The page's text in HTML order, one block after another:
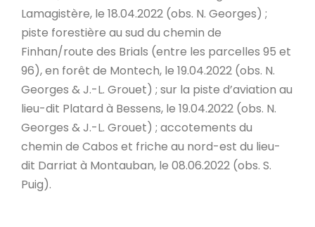
Lamagistère, le 18.04.2022 (obs. N. Georges) ;
piste forestière au sud du chemin de
Finhan/route des Brials (entre les parcelles 95 et
96), en forêt de Montech, le 19.04.2022 (obs. N.
Georges & J.-L. Grouet) ; sur la piste d’aviation au
lieu-dit Platard à Bessens, le 19.04.2022 (obs. N.
Georges & J.-L. Grouet) ; accotements du
chemin de Cabos et friche au nord-est du lieu-
dit Darriat à Montauban, le 08.06.2022 (obs. S.
Puig).